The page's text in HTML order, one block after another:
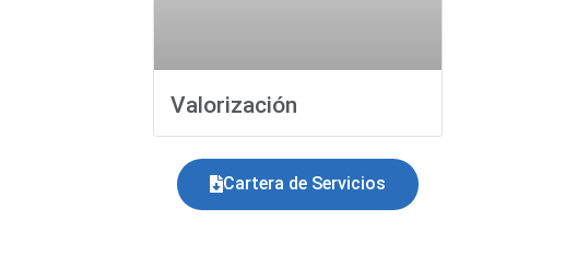
Valorización
Cartera de Servicios